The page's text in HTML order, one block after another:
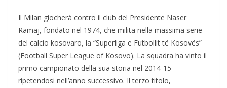
Il Milan giocherà contro il club del Presidente Naser
Ramaj, fondato nel 1974, che milita nella massima serie
del calcio kosovaro, la “Superliga e Futbollit të Kosovës”
(Football Super League of Kosovo). La squadra ha vinto il
primo campionato della sua storia nel 2014-15
ripetendosi nell’anno successivo. Il terzo titolo,